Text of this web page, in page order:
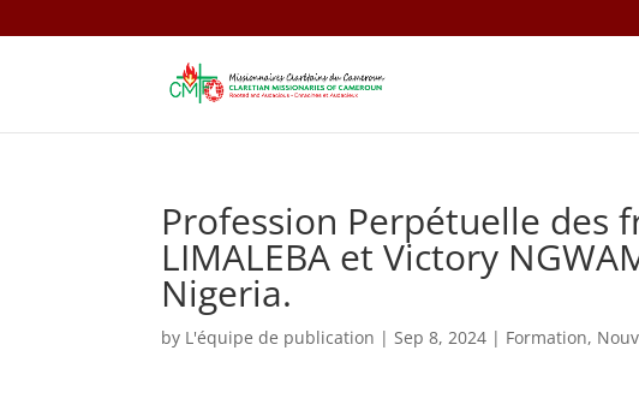
Profession Perpétuelle des
LIMALEBA et Victory
Nigeria.
by L'équipe de publication |Sep 8, 2024 | Formation,